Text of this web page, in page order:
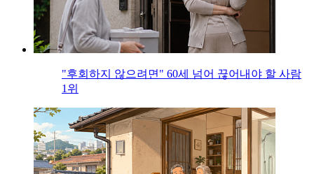
"후회하지 않으려면" 60세 넘어 끊어내야 할 사람
1위